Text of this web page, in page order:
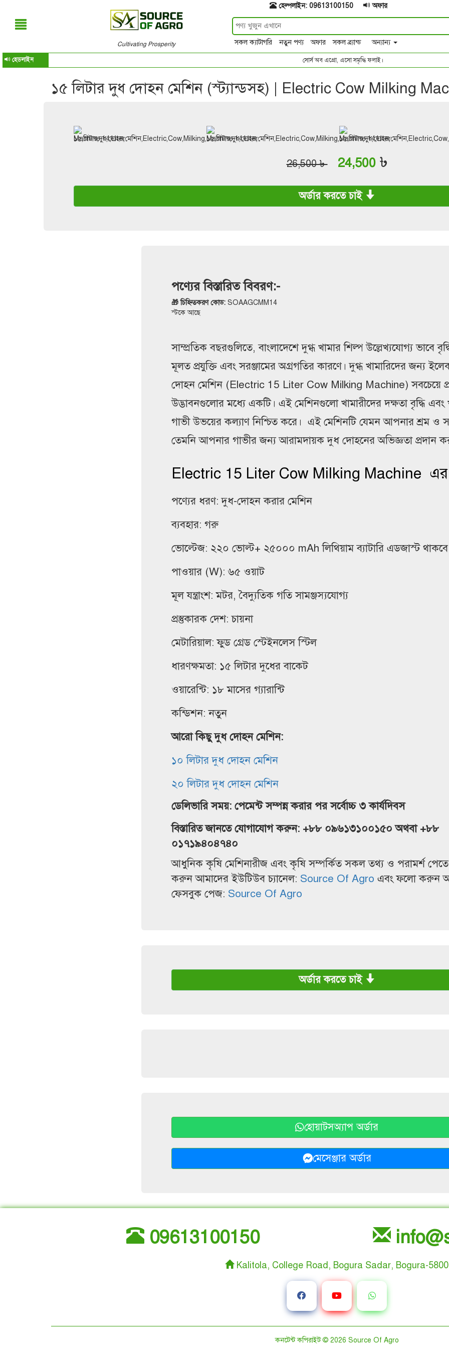
হেল্পলাইন: 09613100150 অফার
Cultivating Prosperity সকল ক্যাটাগরি নতুন পণ্য অফার সকল ব্র্যান্ড অন্যান্য
হেডলাইন সোর্স অব এগ্রো, এসো সমৃদ্ধি ফলাই।
১৫ লিটার দুধ দোহন মেশিন (স্ট্যান্ডসহ) | Electric Cow Milking
26,500 ৳ 24,500৳
অর্ডার করতে চাই
পণ্যের বিস্তারিত বিবরণ:-
🎁 চিহ্নিতকরণ কোড: SOAAGCMM14
স্টকে আছে
সাম্প্রতিক বছরগুলিতে, বাংলাদেশে দুগ্ধ খামার শিল্প উল্লেখ্যযোগ্য ভাবে
মূলত প্রযুক্তি এবং সরঞ্জামের অগ্রগতির কারণে। দুগ্ধ খামারিদের জন্য
দোহন মেশিন (Electric 15 Liter Cow Milking Machine) সবচেয়ে
উদ্ভাবনগুলোর মধ্যে একটি। এই মেশিনগুলো খামারীদের দক্ষতা বৃদ্ধি এবং
গাভী উভয়ের কল্যাণ নিশ্চিত করে। এই মেশিনটি যেমন আপনার শ্রম ও
তেমনি আপনার গাভীর জন্য আরামদায়ক দুধ দোহনের অভিজ্ঞতা প্রদান
Electric 15 Liter Cow Milking Machine এর
পণ্যের ধরণ: দুধ-দোহন করার মেশিন
ব্যবহার: গরু
ভোল্টেজ: ২২০ ভোল্ট+ ২৫০০০ mAh লিথিয়াম ব্যাটারি এডজাস্ট থাকবে
পাওয়ার (W): ৬৫ ওয়াট
মূল যন্ত্রাংশ: মটর, বৈদ্যুতিক গতি সামঞ্জস্যযোগ্য
প্রস্তুকারক দেশ: চায়না
মেটারিয়াল: ফুড গ্রেড স্টেইনলেস স্টিল
ধারণক্ষমতা: ১৫ লিটার দুধের বাকেট
ওয়ারেন্টি: ১৮ মাসের গ্যারান্টি
কন্ডিশন: নতুন
আরো কিছু দুধ দোহন মেশিন:
১০ লিটার দুধ দোহন মেশিন
২০ লিটার দুধ দোহন মেশিন
ডেলিভারি সময়: পেমেন্ট সম্পন্ন করার পর সর্বোচ্চ ৩ কার্যদিবস
বিস্তারিত জানতে যোগাযোগ করুন: +৮৮ ০৯৬১৩১০০১৫০ অথবা +৮৮
০১৭১৯৪০৪৭৪০
আধুনিক কৃষি মেশিনারীজ এবং কৃষি সম্পর্কিত সকল তথ্য ও পরামর্শ পেতে
করুন আমাদের ইউটিউব চ্যানেল: Source Of Agro এবং ফলো করুন
ফেসবুক পেজ: Source Of Agro
অর্ডার করতে চাই
হোয়াটসঅ্যাপ অর্ডার
মেসেঞ্জার অর্ডার
09613100150
Kalitola, College Road, Bogura Sadar, Bogura-5800
কনটেন্ট কপিরাইট © 2026 Source Of Agro